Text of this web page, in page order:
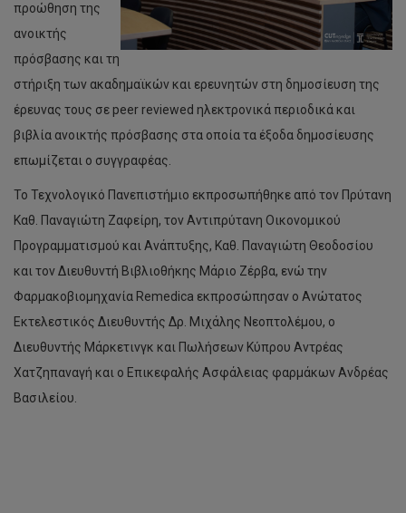
προώθηση της
ανοικτής
πρόσβασης και τη
στήριξη των ακαδημαϊκών και ερευνητών στη δημοσίευση της
έρευνας τους σε peer reviewed ηλεκτρονικά περιοδικά και
βιβλία ανοικτής πρόσβασης στα οποία τα έξοδα δημοσίευσης
επωμίζεται ο συγγραφέας.
Το Τεχνολογικό Πανεπιστήμιο εκπροσωπήθηκε από τον Πρύτανη
Καθ. Παναγιώτη Ζαφείρη, τον Αντιπρύτανη Οικονομικού
Προγραμματισμού και Ανάπτυξης, Καθ. Παναγιώτη Θεοδοσίου
και τον Διευθυντή Βιβλιοθήκης Μάριο Ζέρβα, ενώ την
Φαρμακοβιομηχανία Remedica εκπροσώπησαν ο Ανώτατος
Εκτελεστικός Διευθυντής Δρ. Μιχάλης Νεοπτολέμου, ο
Διευθυντής Μάρκετινγκ και Πωλήσεων Κύπρου Αντρέας
Χατζηπαναγή και ο Επικεφαλής Ασφάλειας φαρμάκων Ανδρέας
Βασιλείου.